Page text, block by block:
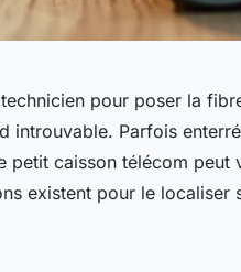
pour poser la
introuvable. Parfois
petit caisson télécom peut
existent pour le localiser